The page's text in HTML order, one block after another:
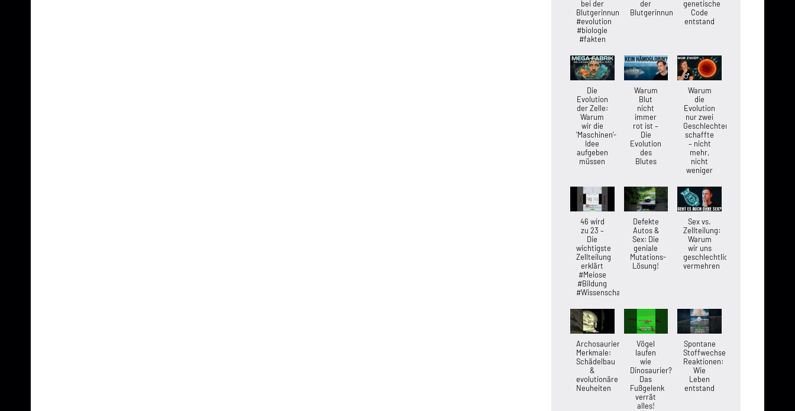
bei der
Blutgerinnung?
#evolution
#biologie
#fakten
der
Blutgerinnung
genetische
Code
entstand
Die
Evolution
der Zelle:
Warum
wir die
'Maschinen'-
Idee
aufgeben
müssen
Warum
Blut
nicht
immer
rot ist –
Die
Evolution
des
Blutes
Warum
die
Evolution
nur zwei
Geschlechter
schaffte
– nicht
mehr,
nicht
weniger
46 wird
zu 23 –
Die
wichtigste
Zellteilung
erklärt
#Meiose
#Bildung
#Wissenschaft
Defekte
Autos &
Sex: Die
geniale
Mutations-
Lösung!
Sex vs.
Zellteilung:
Warum
wir uns
geschlechtlich
vermehren
Archosaurier-
Merkmale:
Schädelbau
&
evolutionäre
Neuheiten
Vögel
laufen
wie
Dinosaurier?
Das
Fußgelenk
verrät
alles!
Spontane
Stoffwechsel-
Reaktionen:
Wie
Leben
entstand